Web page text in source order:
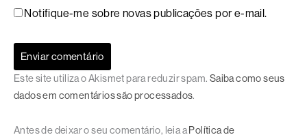
Notifique-me sobre novas publicações por e-mail.
Este site utiliza o Akismet para reduzir spam. Saiba como seus
dados em comentários são processados.
Antes de deixar o seu comentário, leia a Política de